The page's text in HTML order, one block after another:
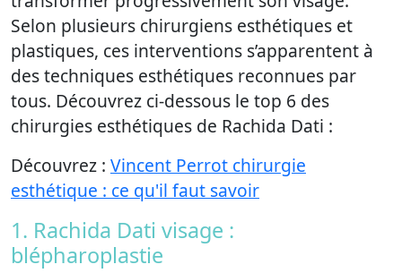
Selon plusieurs chirurgiens esthétiques et
plastiques, ces interventions s’apparentent à
des techniques esthétiques reconnues par
tous. Découvrez ci-dessous le top 6 des
chirurgies esthétiques de Rachida Dati :
Découvrez : Vincent Perrot chirurgie
esthétique : ce qu'il faut savoir
1. Rachida Dati visage :
blépharoplastie